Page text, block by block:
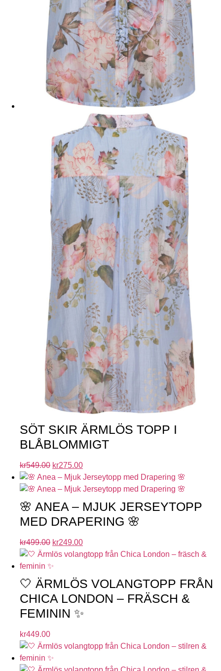
SÖT SKIR ÄRMLÖS TOPP I
BLÅBLOMMIGT
kr549.00 kr275.00
🌸 ANEA – MJUK JERSEYTOPP
MED DRAPERING 🌸
kr499.00 kr249.00
🤍 ÄRMLÖS VOLANGTOPP FRÅN
CHICA LONDON – FRÄSCH &
FEMININ ✨
kr449.00